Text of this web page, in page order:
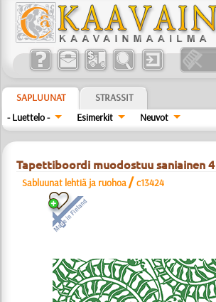
SAPLUUNAT
STRASSIT
- Luettelo -
Esimerkit Neuvot
Tapettiboordi muodostuu saniainen 4
Sabluunat lehtiä ja ruohoa /c13424